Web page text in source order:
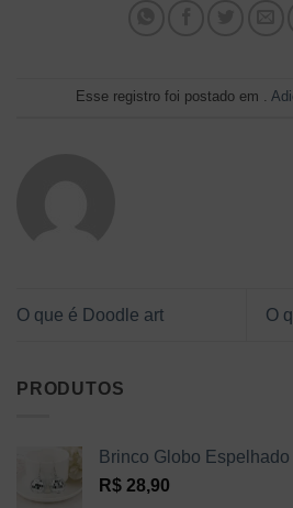
Esse registro foi postado em .
O que é Doodle art O
PRODUTOS
Brinco Globo
R$ 28,90